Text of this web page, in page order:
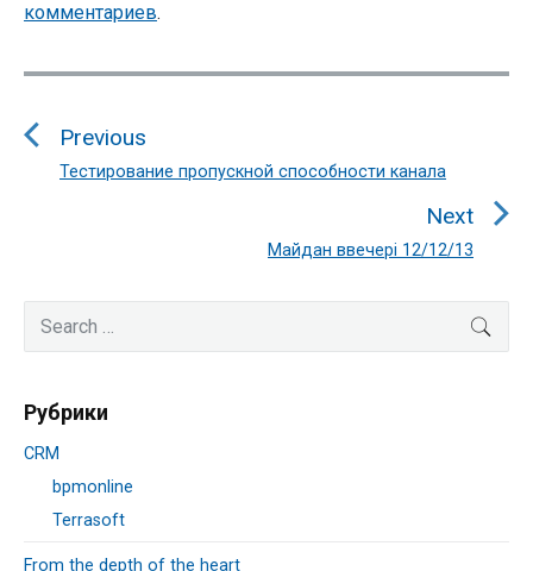
комментариев.
Навигация
записям
Previous
Previous
Тестирование пропускной способности канала
Next
Next
Майдан ввечері 12/12/13
Primary
Sidebar
for:
Рубрики
CRM
bpmonline
Terrasoft
From the depth of the heart